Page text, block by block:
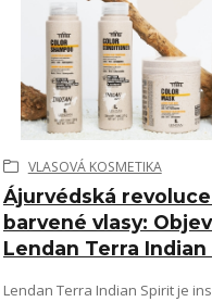
Ájurvédská
barvené vlasy:
Lendan Terra
VLASOVÁ KOSMETIKA
Lendan Terra Indian Spirit je